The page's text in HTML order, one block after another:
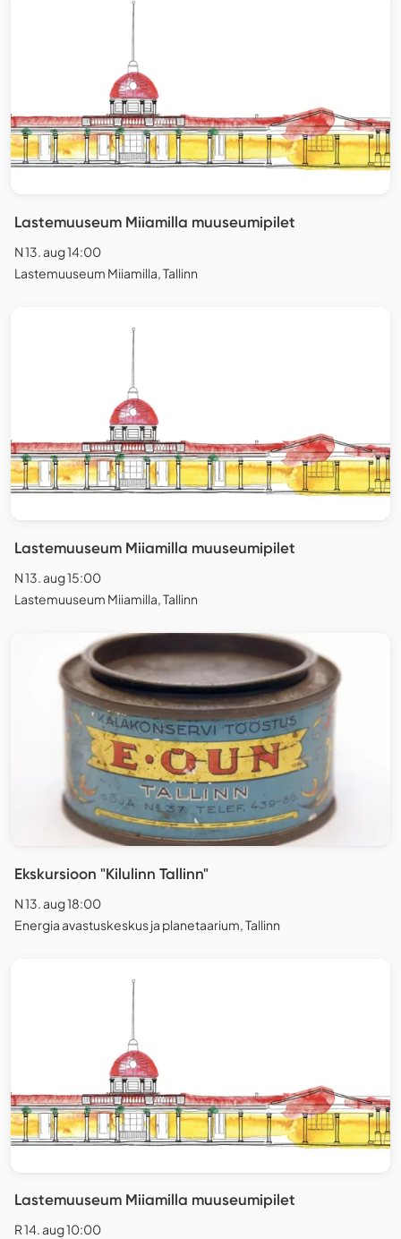
Lastemuuseum Miiamilla muuseumipilet
N 13. aug 14:00
Lastemuuseum Miiamilla, Tallinn
Lastemuuseum Miiamilla muuseumipilet
N 13. aug 15:00
Lastemuuseum Miiamilla, Tallinn
Ekskursioon "Kilulinn Tallinn"
N 13. aug 18:00
Energia avastuskeskus ja planetaarium, Tallinn
Lastemuuseum Miiamilla muuseumipilet
R 14. aug 10:00